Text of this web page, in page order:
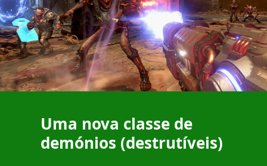
Uma nova classe de
demónios (destrutíveis)